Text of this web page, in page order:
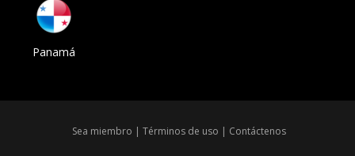
Panamá
Sea miembro | Términos de uso | Contáctenos